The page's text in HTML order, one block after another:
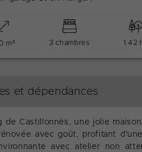
m² 3 chambres 1.42
et dépendances
de Castillonnès, une jolie
avec goût, profitant
avec atelier non